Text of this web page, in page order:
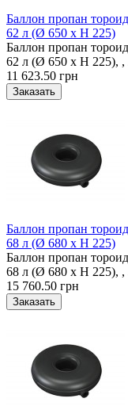
Баллон пропан
62 л (Ø 650 х H 225)
Баллон пропан
62 л (Ø 650 х H 225), ,
11 623.50 грн
Баллон пропан
68 л (Ø 680 х H 225)
Баллон пропан
68 л (Ø 680 х H 225), ,
15 760.50 грн